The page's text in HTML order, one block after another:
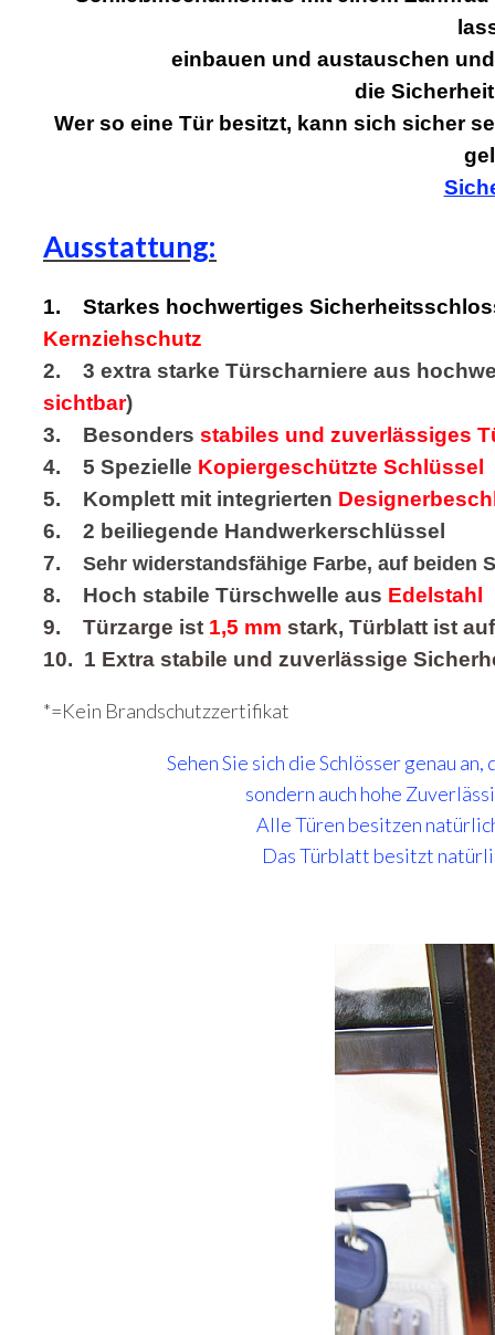
einbauen und austauschen
die
Wer so eine Tür besitzt, kann sich sicher
Ausstattung:
1. Starkes hochwertiges
Kernziehschutz
2. 3 extra starke Türscharniere aus
sichtbar)
3. Besonders stabiles und zuverlässiges
4. 5 Spezielle Kopiergeschützte Schlüssel
5. Komplett mit integrierten
6. 2 beiliegende Handwerkerschlüssel
7. Sehr widerstandsfähige Farbe, auf beiden
8. Hoch stabile Türschwelle aus Edelstahl
9. Türzarge ist 1,5 mm stark, Türblatt ist
10. 1 Extra stabile und zuverlässige
*=Kein Brandschutzzertifikat
Sehen Sie sich die Schlösser genau
sondern auch hohe
Alle Türen besitzen
Das Türblatt besitzt